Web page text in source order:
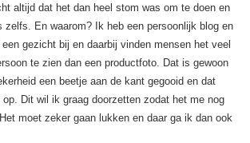
altijd dat het dan heel stom was om te doen en
zelfs. En waarom? Ik heb een persoonlijk blog en
gezicht bij en daarbij vinden mensen het veel
te zien dan een productfoto. Dat is gewoon
een beetje aan de kant gegooid en dat
Dit wil ik graag doorzetten zodat het me nog
moet zeker gaan lukken en daar ga ik dan ook